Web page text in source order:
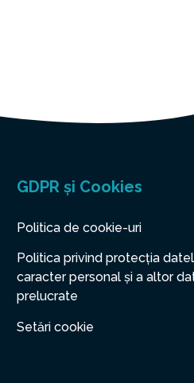
GDPR și Cookies
Politica de cookie-uri
Politica privind protecția
caracter personal și a altor
prelucrate
Setări cookie